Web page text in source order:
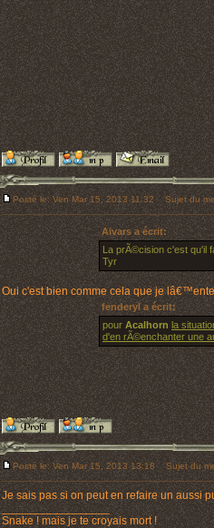
Posté le: Ven Mar 15, 2013 11:32 Sujet du
Aivars a écrit:
La prÃ©cision c'est qu'il
Tyr
Oui c'est bien comme cela que je
fenderyl a écrit:
pour Acalhorn la
d'en rÃ©enchanter une
Posté le: Ven Mar 15, 2013 13:18 Sujet du
Je sais pas si on peut en refaire un aussi
_________________
Snake ! mais je te croyais mort !